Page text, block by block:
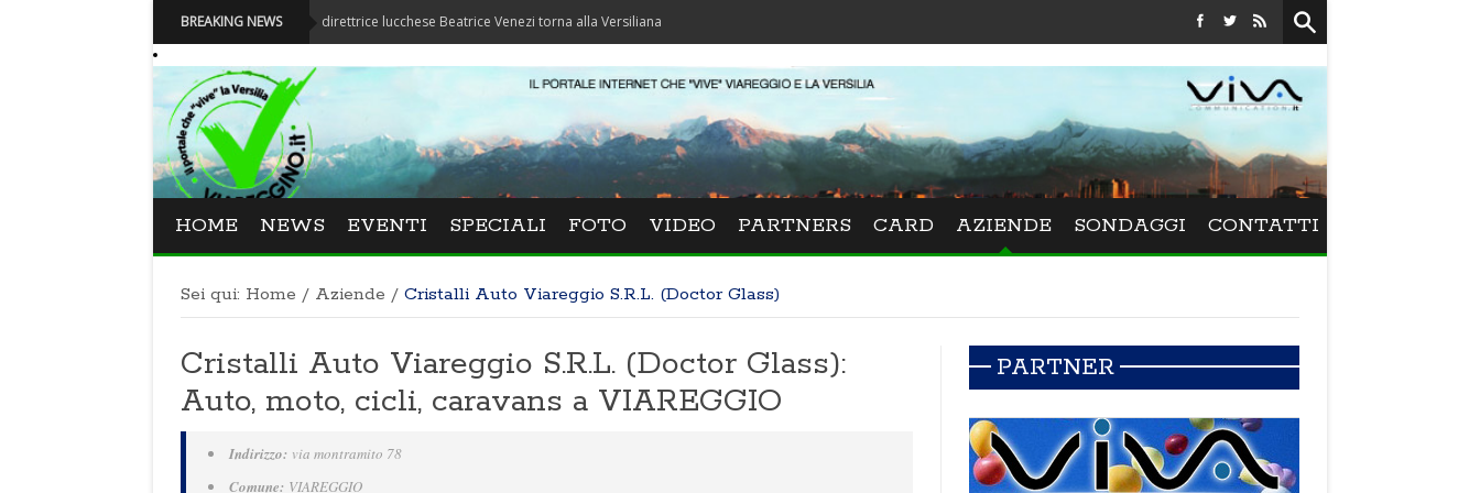
BREAKING NEWS
Festival La Versiliana - La direttrice lucchese Beatrice Venezi torna alla Versiliana Festival La Versiliana - Maurizio Schweizer
HOME NEWS EVENTI SPECIALI FOTO VIDEO PARTNERS CARD AZIENDE SONDAGGI CONTATTI
Sei qui: Home / Aziende / Cristalli Auto Viareggio S.R.L. (Doctor Glass)
Cristalli Auto Viareggio S.R.L. (Doctor Glass):
Auto, moto, cicli, caravans a VIAREGGIO
Indirizzo: via montramito 78
Comune: VIAREGGIO
PARTNER